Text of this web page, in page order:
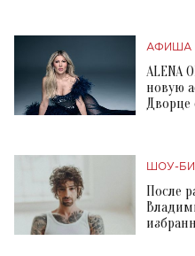
АФИША
ALENA
новую
Дворце
ШОУ-
После